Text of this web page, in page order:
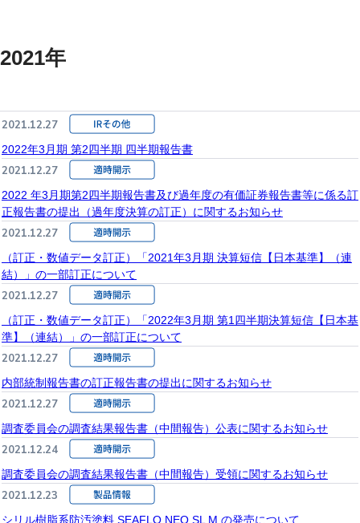
2021年
2021.12.27
2022年3月期 第2四半期 四半期報告書
2021.12.27
2022 年3月期第2四半期報告書及び過年度の有価証券報告書等に係る訂
正報告書の提出（過年度決算の訂正）に関するお知らせ
2021.12.27
（訂正・数値データ訂正）「2021年3月期 決算短信【日本基準】（連
結）」の一部訂正について
2021.12.27
（訂正・数値データ訂正）「2022年3月期 第1四半期決算短信【日本基
準】（連結）」の一部訂正について
2021.12.27
内部統制報告書の訂正報告書の提出に関するお知らせ
2021.12.27
調査委員会の調査結果報告書（中間報告）公表に関するお知らせ
2021.12.24
調査委員会の調査結果報告書（中間報告）受領に関するお知らせ
2021.12.23
シリル樹脂系防汚塗料 SEAFLO NEO SL M の発売について